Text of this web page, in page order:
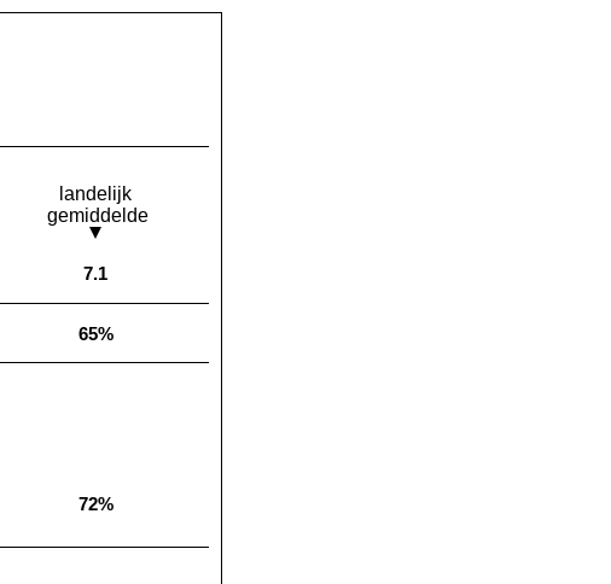
landelijk
gemiddelde
Landelijk gemiddelde:
7.1
Landelijk gemiddelde:
65%
Landelijk gemiddelde:
72%